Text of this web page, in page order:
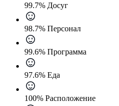
99.7% Досуг
98.7% Персонал
99.6% Программа
97.6% Еда
100% Расположение